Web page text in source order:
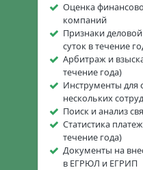
Оценка
компаний
Признаки
суток в течение
Арбитраж и
течение года)
Инструменты для
нескольких
Поиск и анализ
Статистика
течение года)
Документы на
в ЕГРЮЛ и ЕГРИП